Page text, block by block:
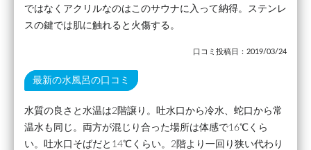
ではなくアクリルなのはこのサウナに入って納得。ステンレ
スの鍵では肌に触れると火傷する。
口コミ投稿日：2019/03/24
最新の水風呂の口コミ
水質の良さと水温は2階譲り。吐水口から冷水、蛇口から常
温水も同じ。両方が混じり合った場所は体感で16℃くら
い。吐水口そばだと14℃くらい。2階より一回り狭い代わり